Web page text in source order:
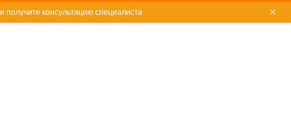
и получите консультацию специалиста ×